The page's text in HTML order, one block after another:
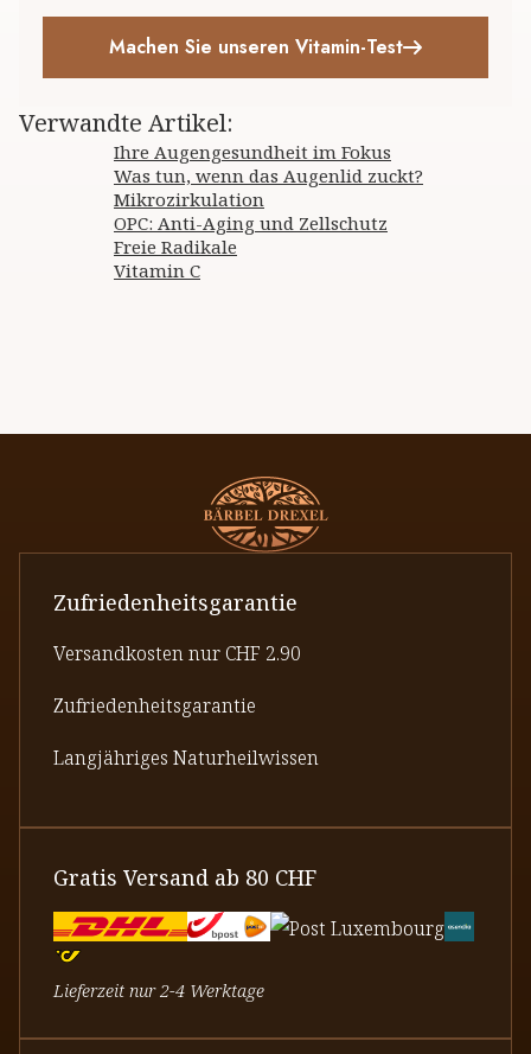
Machen Sie unseren Vitamin-Test
Verwandte Artikel:
Ihre Augengesundheit im Fokus
Was tun, wenn das Augenlid zuckt?
Mikrozirkulation
OPC: Anti-Aging und Zellschutz
Freie Radikale
Vitamin C
Zufriedenheitsgarantie
Versandkosten nur CHF 2.90
Zufriedenheitsgarantie
Langjähriges Naturheilwissen
Gratis Versand ab 80 CHF
Lieferzeit nur 2-4 Werktage